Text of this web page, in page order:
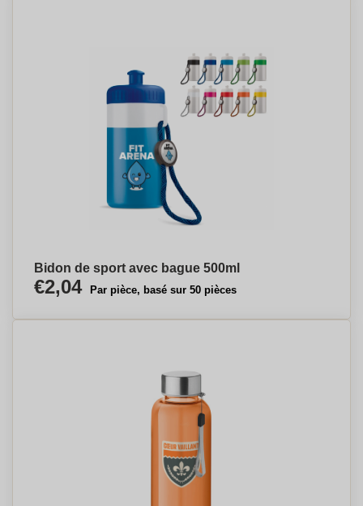
Bidon de sport avec bague 500ml
€2,04 Par pièce, basé sur 50 pièces